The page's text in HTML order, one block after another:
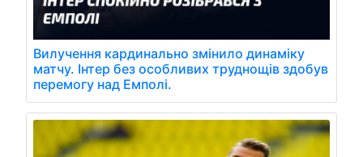
Вилучення кардинально змінило динаміку
матчу. Інтер без особливих труднощів здобув
перемогу над Емполі.